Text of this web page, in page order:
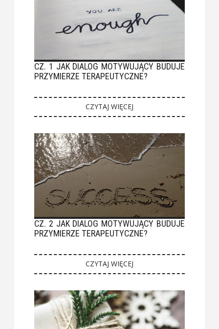
CZ. 1 JAK DIALOG MOTYWUJĄCY BUDUJE
PRZYMIERZE TERAPEUTYCZNE?
CZYTAJ WIĘCEJ
CZ. 2 JAK DIALOG MOTYWUJĄCY BUDUJE
PRZYMIERZE TERAPEUTYCZNE?
CZYTAJ WIĘCEJ